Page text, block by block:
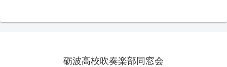
砺波高校吹奏楽部同窓会